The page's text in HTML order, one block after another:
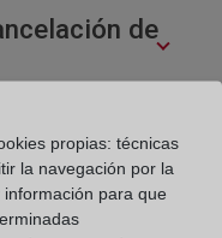
de
propias: técnicas
la navegación por la
para que